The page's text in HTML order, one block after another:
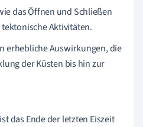
das Öffnen und Schließen
Aktivitäten.
erhebliche Auswirkungen, die
der Küsten bis hin zur
das Ende der letzten Eiszeit